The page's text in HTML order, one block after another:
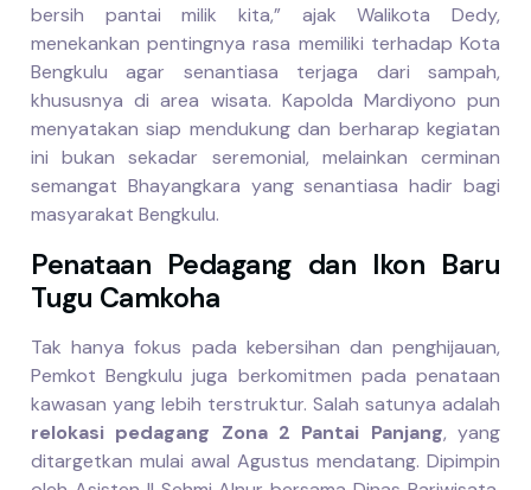
bersih pantai milik kita,” ajak Walikota Dedy,
menekankan pentingnya rasa memiliki terhadap Kota
Bengkulu agar senantiasa terjaga dari sampah,
khususnya di area wisata. Kapolda Mardiyono pun
menyatakan siap mendukung dan berharap kegiatan
ini bukan sekadar seremonial, melainkan cerminan
semangat Bhayangkara yang senantiasa hadir bagi
masyarakat Bengkulu.
Penataan Pedagang dan Ikon Baru
Tugu Camkoha
Tak hanya fokus pada kebersihan dan penghijauan,
Pemkot Bengkulu juga berkomitmen pada penataan
kawasan yang lebih terstruktur. Salah satunya adalah
relokasi pedagang Zona 2 Pantai Panjang, yang
ditargetkan mulai awal Agustus mendatang. Dipimpin